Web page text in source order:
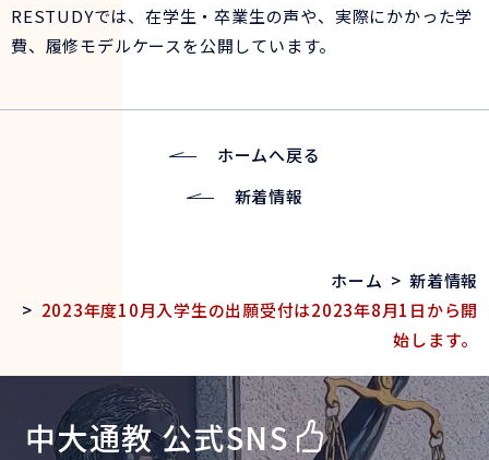
RESTUDYでは、在学生・卒業生の声や、実際にかかった学
費、履修モデルケースを公開しています。
新着情報
ホームへ戻る
ホーム > 新着情報
> 2023年度10月入学生の出願受付は2023年8月1日から開
始します。
中大通教 公式SNS